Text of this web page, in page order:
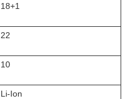
18+1
22
10
Li-Ion